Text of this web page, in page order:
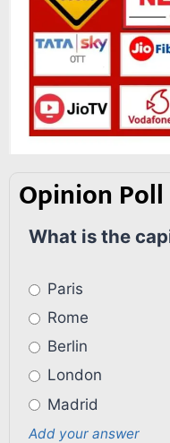
Opinion Poll
What is the
Paris
Rome
Berlin
London
Madrid
Add your answer